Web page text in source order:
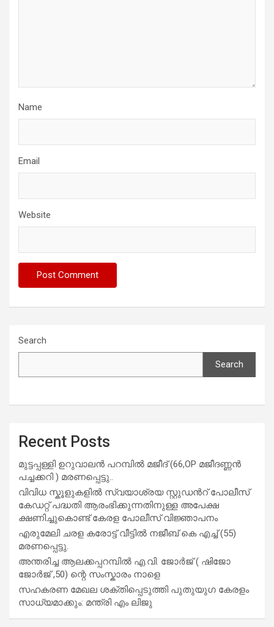
Name
Email
Website
Search
Search
Recent Posts
മുട്ടപ്പള്ളി ഉറുവാലൻ പറമ്പിൽ മജീദ് (66,OP മജീദണ്ണൻ
പച്ചക്കറി ) മരണപ്പെട്ടു..
വിവിധ സ്കൂളുകളില്‍ സ്വയാശ്രയ സ്റ്റുഡന്‍റ് പോലീസ്
കേഡറ്റ് പദ്ധതി ആരംഭിക്കുന്നതിനുള്ള അപേക്ഷ
ക്ഷണിച്ചുകൊണ്ട് കേരള പോലീസ് വിജ്ഞാപനം
എരുമേലി ചരള കരോട്ട് വീട്ടിൽ നജീബ് കെ എച്ച് (55)
മരണപ്പെട്ടു.
അന്തരിച്ച ആ​ല​ക്ക​പ്പ​റമ്പിൽ​ എ.​വി. ജോ​ർ​ജ് ( ഷിജോ
ജോർജ് ,50) ന്റെ സംസ്കാരം നാളെ
സഹകരണ മേഖല ശക്തിപ്പെടുത്തി പുതുയുഗ കേരളം
സാധ്യമാക്കും: മന്ത്രി എം ലിജു